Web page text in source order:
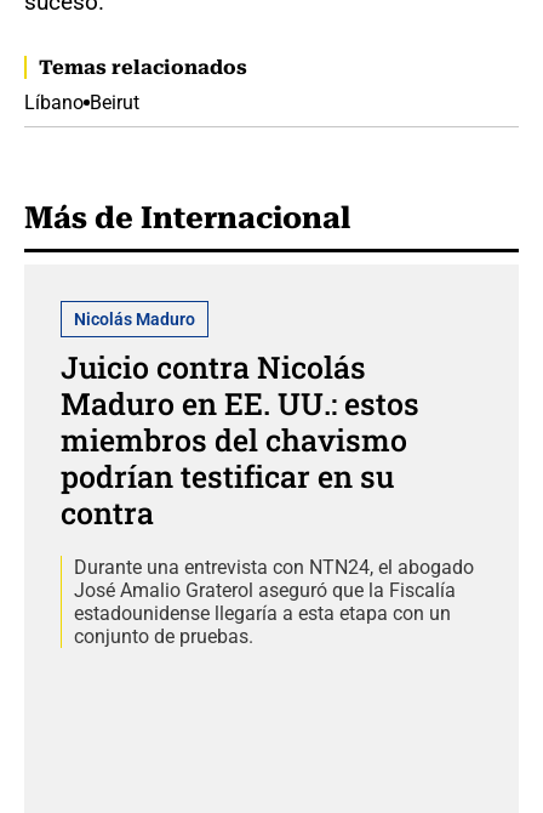
Temas relacionados
Líbano Beirut
Más de Internacional
Nicolás Maduro
Juicio contra Nicolás
Maduro en EE. UU.: estos
miembros del chavismo
podrían testificar en su
contra
Durante una entrevista con NTN24, el abogado
José Amalio Graterol aseguró que la Fiscalía
estadounidense llegaría a esta etapa con un
conjunto de pruebas.